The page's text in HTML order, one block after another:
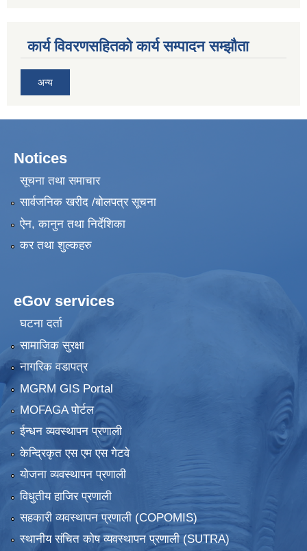
कार्य विवरणसहितको कार्य सम्पादन सम्झौता
अन्य
Notices
सूचना तथा समाचार
सार्वजनिक खरीद /बोलपत्र सूचना
ऐन, कानुन तथा निर्देशिका
कर तथा शुल्कहरु
eGov services
घटना दर्ता
सामाजिक सुरक्षा
नागरिक वडापत्र
MGRM GIS Portal
MOFAGA पोर्टल
ईन्धन व्यवस्थापन प्रणाली
केन्द्रिकृत एस एम एस गेटवे
योजना व्यवस्थापन प्रणाली
विधुतीय हाजिर प्रणाली
सहकारी व्यवस्थापन प्रणाली (COPOMIS)
स्थानीय संचित कोष व्यवस्थापन प्रणाली (SUTRA)